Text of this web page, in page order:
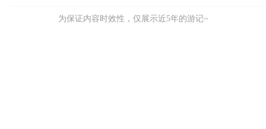
为保证内容时效性，仅展示近5年的游记~